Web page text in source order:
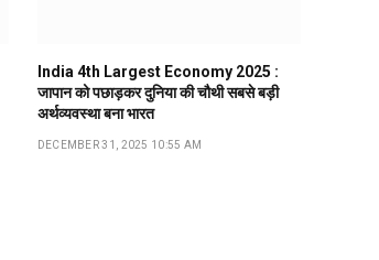
India 4th Largest Economy 2025 :
जापान को पछाड़कर दुनिया की चौथी सबसे बड़ी
अर्थव्यवस्था बना भारत
DECEMBER 31, 2025 10:55 AM